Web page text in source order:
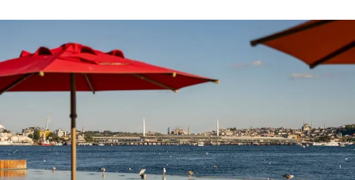
(savoir-faire) buluşan parçalara dönüştürmek.